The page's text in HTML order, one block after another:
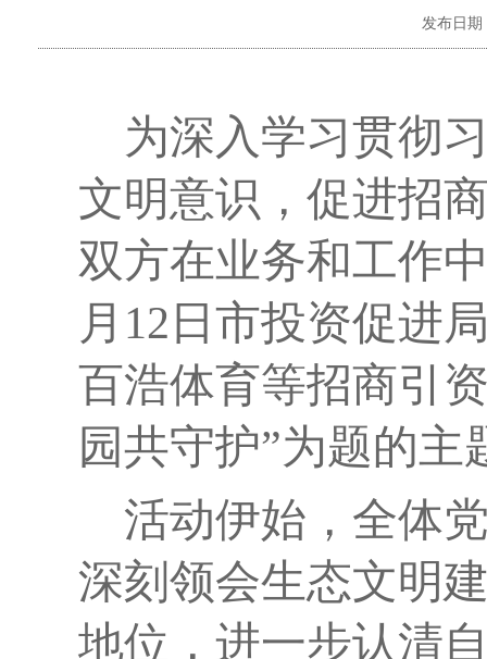
发布日期
为深入学习贯彻
文明意识，促进招
双方在业务和工作
月12日 市投资促进
百浩体育等招商引
园共守护”为题的主
活动伊始，全体
深刻领会生态文明
地位， 进一步认清